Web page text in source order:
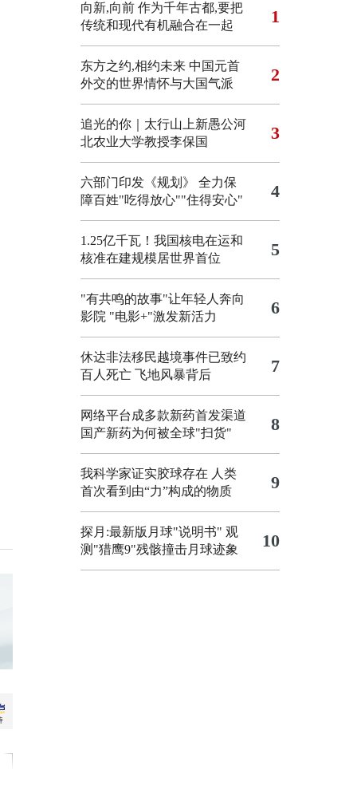
向新,向前 作为千年古都,要把
传统和现代有机融合在一起
1
东方之约,相约未来 中国元首
外交的世界情怀与大国气派
2
追光的你｜太行山上新愚公河
北农业大学教授李保国
3
六部门印发《规划》 全力保
障百姓"吃得放心""住得安心"
4
1.25亿千瓦！我国核电在运和
核准在建规模居世界首位
5
"有共鸣的故事"让年轻人奔向
影院 "电影+"激发新活力 6
休达非法移民越境事件已致约
百人死亡 飞地风暴背后 7
网络平台成多款新药首发渠道
国产新药为何被全球"扫货"
8
我科学家证实胶球存在 人类
首次看到由“力”构成的物质
9
探月:最新版月球"说明书" 观
测"猎鹰9"残骸撞击月球迹象
10